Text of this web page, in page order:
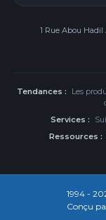
1 Rue Abou Hadil
Tendances : Les
Services :
Ressources :
1994 -
Conçu